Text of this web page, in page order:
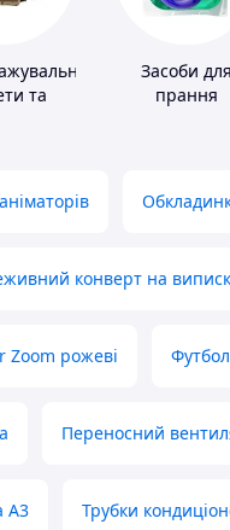
та
Засоби для
прання
конверт на
Zoom рожеві
Переносний
А3 Трубки